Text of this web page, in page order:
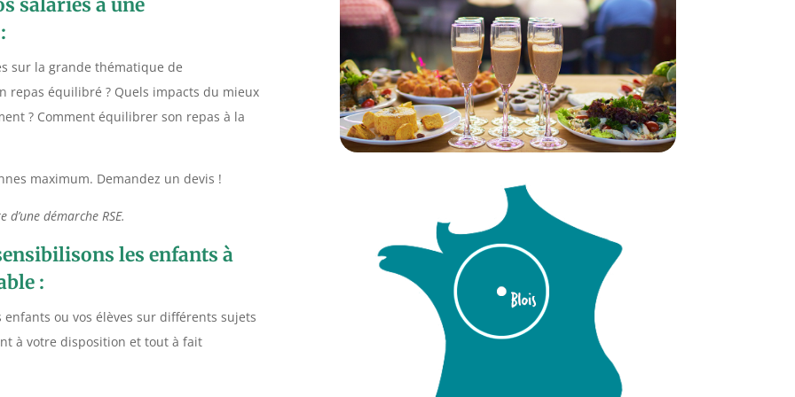
salariés à une
sur la grande thématique de
repas équilibré ? Quels impacts du mieux
? Comment équilibrer son repas à la
maximum. Demandez un devis !
démarche RSE.
les enfants à
:
ou vos élèves sur différents sujets
à votre disposition et tout à fait